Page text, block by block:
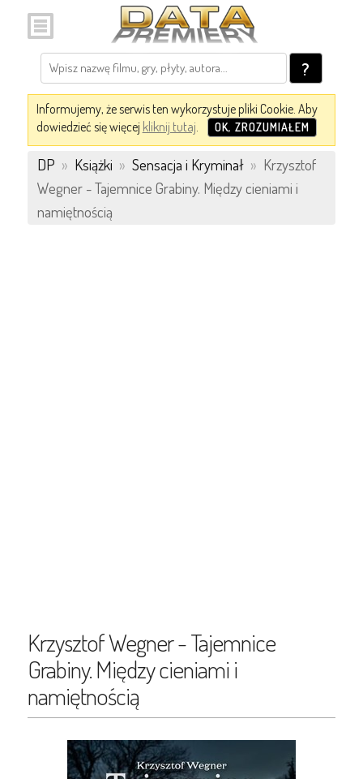
?
Informujemy, że serwis ten wykorzystuje pliki Cookie. Aby
dowiedzieć się więcej kliknij tutaj. OK, ZROZUMIAŁEM
DP » Książki » Sensacja i Kryminał » Krzysztof
Wegner - Tajemnice Grabiny. Między cieniami i
namiętnością
Krzysztof Wegner - Tajemnice
Grabiny. Między cieniami i
namiętnością